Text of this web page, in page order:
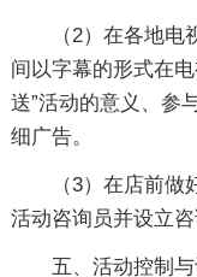
（2）在各地
间以字幕的形式在
送”活动的意义、参
细广告。
（3）在店前
活动咨询员并设立
五、活动控制